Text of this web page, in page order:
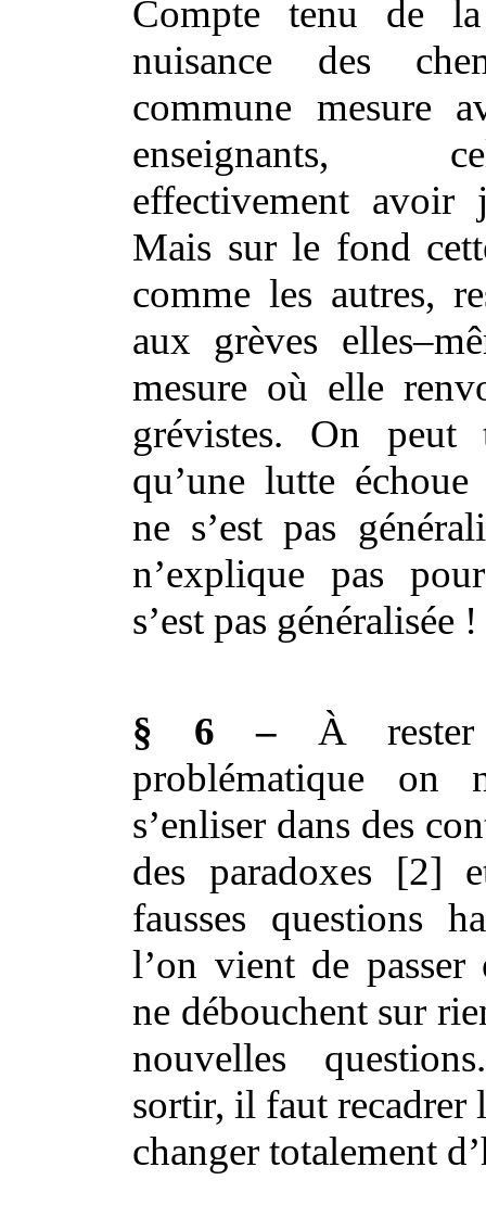
Compte tenu de
nuisance des
commune mesure
enseignants,
effectivement avoir
Mais sur le fond
comme les autres,
aux grèves
mesure où elle
grévistes. On peut
qu’une lutte échoue
ne s’est pas
n’explique pas
s’est pas généralisée !
§ 6 – À
problématique on
s’enliser dans des
des paradoxes [2]
fausses questions
l’on vient de
ne débouchent sur
nouvelles
sortir, il faut recadrer
changer totalement